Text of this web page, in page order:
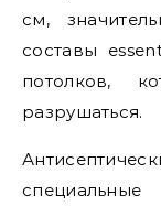
см,
составы
потолков,
разрушаться.